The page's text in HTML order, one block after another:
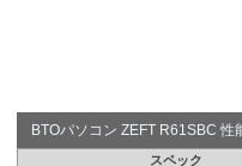
BTOパソコン ZEFT R61SBC 性
スペック